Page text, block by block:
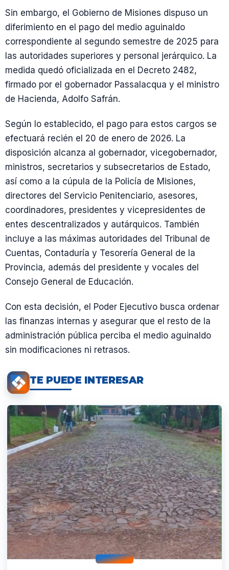
Sin embargo, el Gobierno de Misiones dispuso un
diferimiento en el pago del medio aguinaldo
correspondiente al segundo semestre de 2025 para
las autoridades superiores y personal jerárquico. La
medida quedó oficializada en el Decreto 2482,
firmado por el gobernador Passalacqua y el ministro
de Hacienda, Adolfo Safrán.
Según lo establecido, el pago para estos cargos se
efectuará recién el 20 de enero de 2026. La
disposición alcanza al gobernador, vicegobernador,
ministros, secretarios y subsecretarios de Estado,
así como a la cúpula de la Policía de Misiones,
directores del Servicio Penitenciario, asesores,
coordinadores, presidentes y vicepresidentes de
entes descentralizados y autárquicos. También
incluye a las máximas autoridades del Tribunal de
Cuentas, Contaduría y Tesorería General de la
Provincia, además del presidente y vocales del
Consejo General de Educación.
Con esta decisión, el Poder Ejecutivo busca ordenar
las finanzas internas y asegurar que el resto de la
administración pública perciba el medio aguinaldo
sin modificaciones ni retrasos.
TE PUEDE INTERESAR